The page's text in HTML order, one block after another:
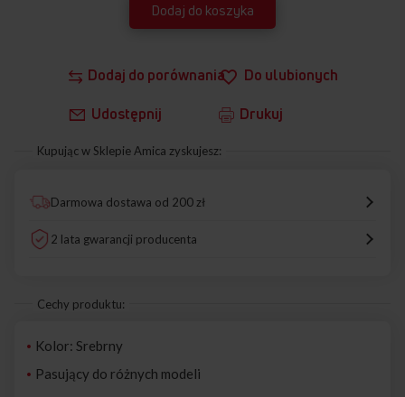
Dodaj do porównania Do ulubionych
Udostępnij Drukuj
Dodaj do koszyka
Kupując w Sklepie Amica zyskujesz:
Darmowa dostawa od 200 zł
2 lata gwarancji producenta
Cechy produktu:
Kolor: Srebrny
Pasujący do różnych modeli